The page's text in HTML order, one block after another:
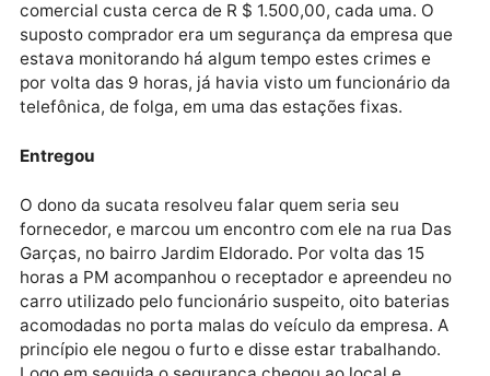
baterias furtadas. A PM foi acionada para o
em uma oficina de ferro velho na avenida Rio
e encontrou um cidadão já colocando quatro
em um veículo. Ele disse à PM que estava vendendo
quatro baterias, por R$ 350,00, que no mercado
comercial custa cerca de R $ 1.500,00, cada uma. O
suposto comprador era um segurança da empresa
estava monitorando há algum tempo estes crimes e
por volta das 9 horas, já havia visto um funcionário
telefônica, de folga, em uma das estações fixas.
Entregou
O dono da sucata resolveu falar quem seria seu